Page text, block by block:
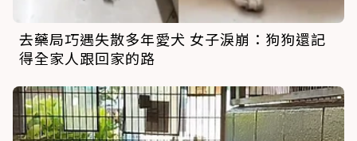
去藥局巧遇失散多年愛犬 女子淚崩：狗狗還記
得全家人跟回家的路